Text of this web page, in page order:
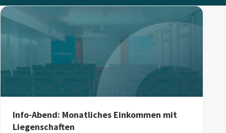
Info-Abend: Monatliches Einkommen mit
Liegenschaften